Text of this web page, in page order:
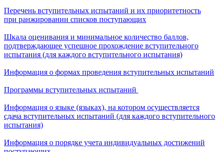
Перечень вступительных испытаний и их приоритетность
при ранжировании списков поступающих
Шкала оценивания и минимальное количество баллов,
подтверждающее успешное прохождение вступительного
испытания (для каждого вступительного испытания)
Информация о формах проведения вступительных испытаний
Программы вступительных испытаний
Информация о языке (языках), на котором осуществляется
сдача вступительных испытаний (для каждого вступительного
испытания)
Информация о порядке учета индивидуальных достижений